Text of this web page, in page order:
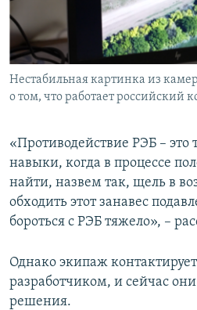
Нестабильная картинка из
о том, что работает российский
«Противодействие РЭБ – это
навыки, когда в процессе
найти, назвем так, щель в
обходить этот занавес
бороться с РЭБ тяжело», –
Однако экипаж
разработчиком, и сейчас
решения.